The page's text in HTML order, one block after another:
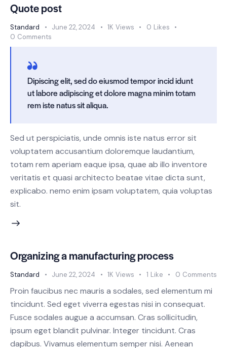
Quote post
Standard June 22, 2024 1K Views 0 Likes
0 Comments
Dipiscing elit, sed do eiusmod tempor incid idunt
ut labore adipiscing et dolore magna minim totam
rem iste natus sit aliqua.
Sed ut perspiciatis, unde omnis iste natus error sit
voluptatem accusantium doloremque laudantium,
totam rem aperiam eaque ipsa, quae ab illo inventore
veritatis et quasi architecto beatae vitae dicta sunt,
explicabo. nemo enim ipsam voluptatem, quia voluptas
sit.
Organizing a manufacturing process
Standard June 22, 2024 1K Views 1 Like 0 Comments
Proin faucibus nec mauris a sodales, sed elementum mi
tincidunt. Sed eget viverra egestas nisi in consequat.
Fusce sodales augue a accumsan. Cras sollicitudin,
ipsum eget blandit pulvinar. Integer tincidunt. Cras
dapibus. Vivamus elementum semper nisi. Aenean